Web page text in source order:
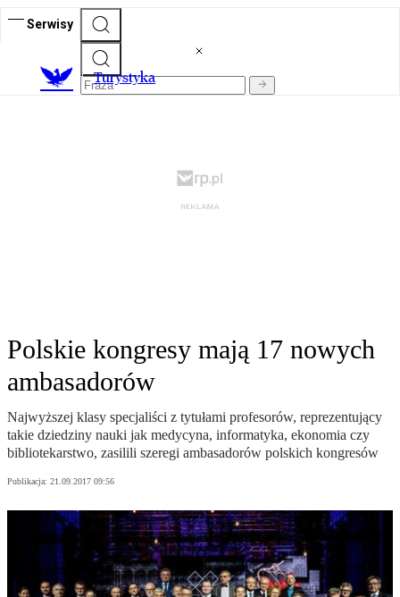
Serwisy
Turystyka
Polskie kongresy mają 17 nowych
ambasadorów
Najwyższej klasy specjaliści z tytułami profesorów, reprezentujący
takie dziedziny nauki jak medycyna, informatyka, ekonomia czy
bibliotekarstwo, zasilili szeregi ambasadorów polskich kongresów
Publikacja: 21.09.2017 09:56